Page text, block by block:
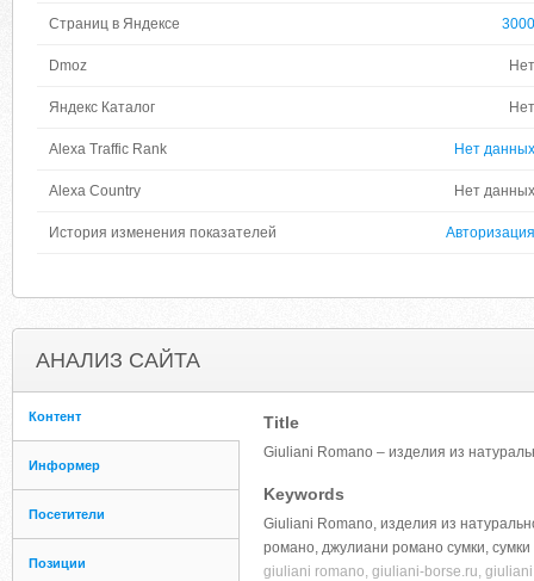
Страниц в Яндексе 3000
Dmoz Нет
Яндекс Каталог Нет
Alexa Traffic Rank Нет данных
Alexa Country Нет данных
История изменения показателей Авторизация
АНАЛИЗ САЙТА
Контент
Информер
Посетители
Позиции
Title
Giuliani Romano – изделия из
Keywords
Giuliani Romano, изделия из
романо, джулиани романо сумки,
giuliani romano, giuliani-borse.ru, giuliani